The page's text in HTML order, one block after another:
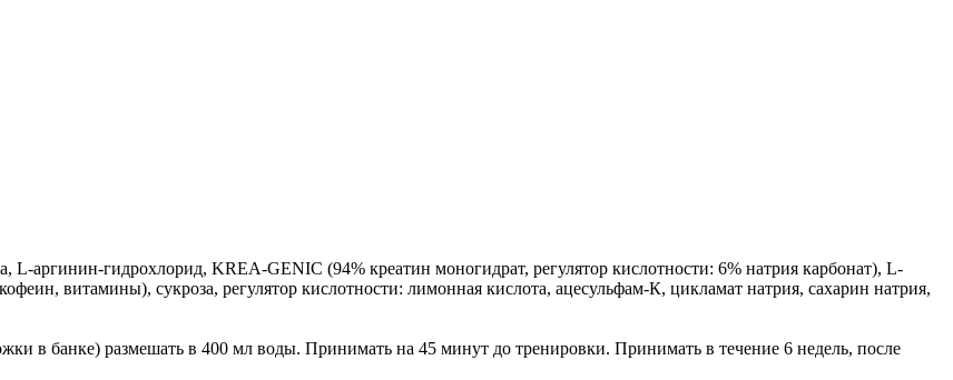
аргинин-гидрохлорид, KREA-GENIC (94% креатин моногидрат, регулятор кислотности: 6% натрия карбонат), L-
витамины), сукроза, регулятор кислотности: лимонная кислота, ацесульфам-К, цикламат натрия, сахарин натрия,
в банке) размешать в 400 мл воды. Принимать на 45 минут до тренировки. Принимать в течение 6 недель, после